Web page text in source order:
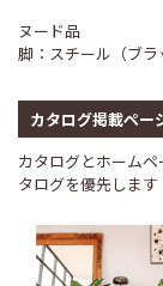
ヌード品
脚：スチール（ブラ
カタログ掲載ペー
カタログとホーム
タログを優先します